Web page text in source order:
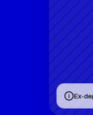
Ex-